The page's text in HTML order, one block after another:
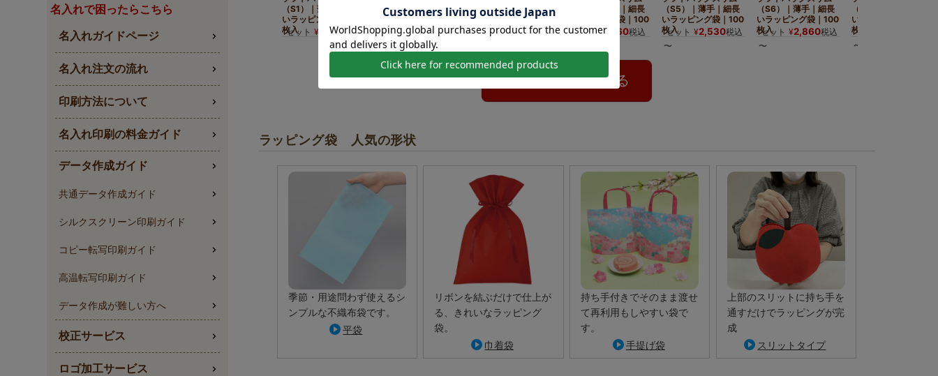
名入れで困ったらこちら
名入れガイドページ
名入れ注文の流れ
印刷方法について
名入れ印刷の料金ガイド
データ作成ガイド
共通データ作成ガイド
シルクスクリーン印刷ガイド
コピー転写印刷ガイド
高温転写印刷ガイド
データ作成が難しい方へ
校正サービス
ロゴ加工サービス
ワインボトルのラッピングを華やかに
ワインボトルも、ワンランク上のギフトに仕上げます。 長すぎる場合は、上部をカットしてご利用いただけま
す
（S1）｜薄手｜細長
いラッピング袋｜100
枚入
1セット ¥ 3,410税込
（S2）｜薄手｜細長
いラッピング袋｜100
枚入
1セット ¥3,520税込
（S3）｜薄手｜細長
いラッピング袋｜100
枚入
1セット ¥3,630税込
（S4）｜薄手｜細長
いラッピング袋｜100
枚入
1セット ¥1,760税込
（S5）｜薄手｜細長
いラッピング袋｜100
枚入
1セット ¥2,530税込
〜
（S6）｜薄手｜細長
いラッピング袋｜100
枚入
1セット ¥2,860税込
〜
（S6）｜厚手｜細長
いラッピング袋｜50
枚入～
1セット
〜
この商品を購入する
ラッピング袋 人気の形状
季節・用途問わず使えるシ
ンプルな不織布袋です。
平袋
リボンを結ぶだけで仕上が
る、きれいなラッピング
袋。
巾着袋
持ち手付きでそのまま渡せ
て再利用もしやすい袋で
す。
手提げ袋
上部のスリットに持ち手を
通すだけでラッピングが完
成
スリットタイプ